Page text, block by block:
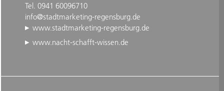
Tel. 0941 60096710
info@stadtmarketing-regensburg.de
www.stadtmarketing-regensburg.de
www.nacht-schafft-wissen.de